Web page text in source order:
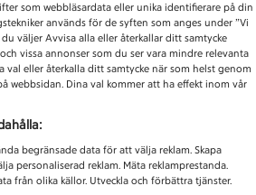
som webbläsardata eller unika identifierare på din
används för de syften som anges under ”Vi
väljer Avvisa alla eller återkallar ditt samtycke
vissa annonser som du ser vara mindre relevanta
eller återkalla ditt samtycke när som helst genom
webbsidan. Dina val kommer att ha effekt inom vår
begränsade data för att välja reklam. Skapa
personaliserad reklam. Mäta reklamprestanda.
från olika källor. Utveckla och förbättra tjänster.